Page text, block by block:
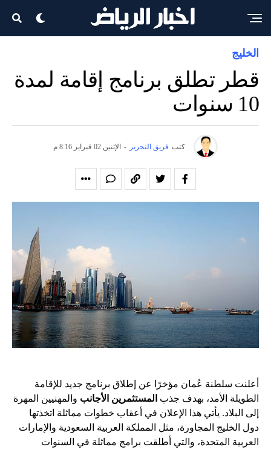
الخليج
قطر تطلق برنامج إقامة لمدة
10 سنوات
كتب فريق التحرير - الإثنين 02 فبراير 8:16 م
أعلنت سلطنة عُمان مؤخرًا عن إطلاق برنامج جديد للإقامة
الطويلة الأمد، بهدف جذب المستثمرين الأجانب والمهنيين المهرة
إلى البلاد. يأتي هذا الإعلان في أعقاب خطوات مماثلة اتخذتها
دول الخليج المجاورة، مثل المملكة العربية السعودية والإمارات
العربية المتحدة، والتي أطلقت برامج مماثلة في السنوات